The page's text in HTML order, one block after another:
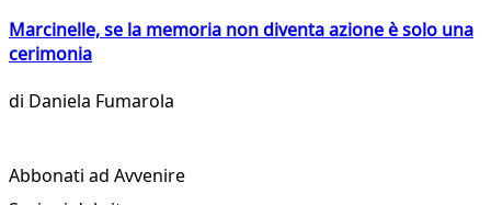
Marcinelle, se la memoria non diventa azione è solo una
cerimonia
di Daniela Fumarola
Abbonati ad Avvenire